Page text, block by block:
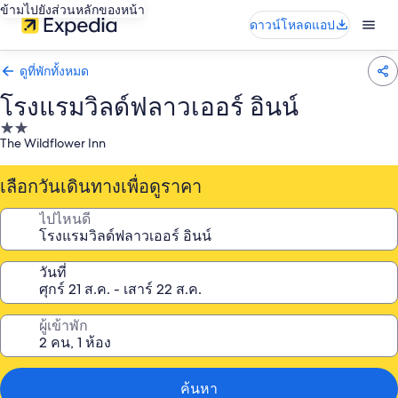
ข้ามไปยังส่วนหลักของหน้า
ดาวน์โหลดแอป
ดูที่พักทั้งหมด
โรงแรมวิลด์ฟลาวเออร์ อินน์
ที่พัก
2.0
The Wildflower Inn
เลือกวันเดินทางเพื่อดูราคา
ไปไหนดี
วันที่
ผู้เข้าพัก
ค้นหา